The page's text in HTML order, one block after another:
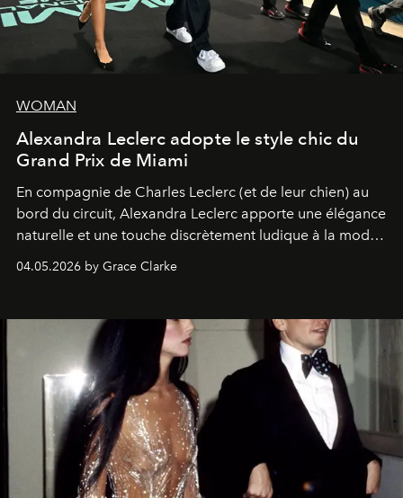
WOMAN
Alexandra Leclerc adopte le style chic du
Grand Prix de Miami
En compagnie de Charles Leclerc (et de leur chien) au
bord du circuit, Alexandra Leclerc apporte une élégance
naturelle et une touche discrètement ludique à la mode
de la Formule 1.
04.05.2026 by Grace Clarke